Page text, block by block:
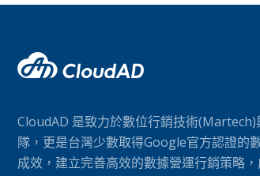
CloudAD 是致力於數位行銷技術
隊，更是台灣少數取得Google官方認證的
成效，建立完善高效的數據營運行銷策略